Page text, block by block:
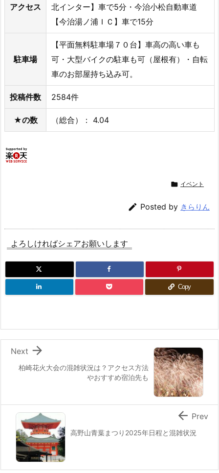
アクセス
北インター】車で5分・今治小松自動車道
【今治湯ノ浦ＩＣ】車で15分
駐車場
【平面無料駐車場７０台】車高の高い車も
可・大型バイクの駐車も可（屋根有）・自転
車のお部屋持ち込み可。
投稿件数 2584件
★の数 （総合）： 4.04
 イベント
 Posted by きらりん
よろしければシェアお願いします
Copy
柏崎花火大会の混雑状況は？アクセス方法
やおすすめ宿泊先も

Next
高野山青葉まつり2025年日程と混雑状況
 Prev